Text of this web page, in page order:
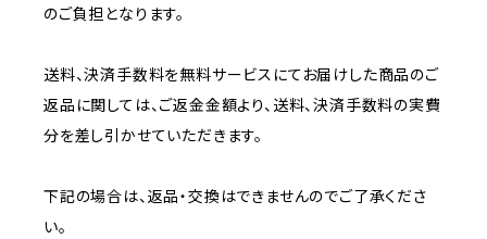
のご負担となります。
送料、決済手数料を無料サービスにてお届けした商品のご
返品に関しては、ご返金金額より、送料、決済手数料の実費
分を差し引かせていただきます。
下記の場合は、返品・交換はできませんのでご了承くださ
い。